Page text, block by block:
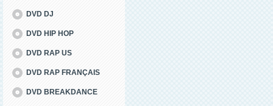
DVD DJ
DVD HIP HOP
DVD RAP US
DVD RAP FRANÇAIS
DVD BREAKDANCE